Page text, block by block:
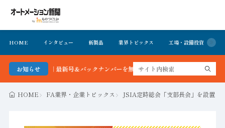
HOME インタビュー 新製品 業界トピックス 工場・設備投資
お知らせ
ン新聞 最新号＆バックナンバーを無料で公開中 詳細はこちら
HOME FA業界・企業トピックス JSIA定時総会「支部長会」を設置